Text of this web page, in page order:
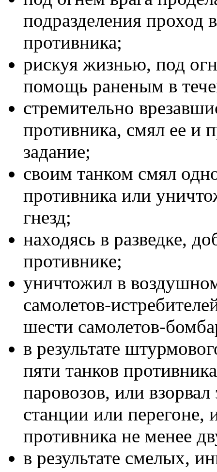
подразделения проход
противника;
рискуя жизнью, под
помощь раненым в
стремительно
противника, смял ее и
задание;
своим танком смял
противника или
гнезд;
находясь в разведке,
противнике;
уничтожил в
самолетов-
шести самолетов-
в результате
пяти танков
паровозов, или
станции или перегоне,
противника не менее
в результате смелых,